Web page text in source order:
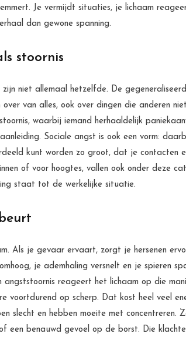
Je vermijdt situaties, je lichaam
dan gewone spanning.
stoornis
niet allemaal hetzelfde. De
van alles, ook over dingen die anderen
waarbij iemand herhaaldelijk
Sociale angst is ook een vorm:
kunt worden zo groot, dat je contacten
of voor hoogtes, vallen ook onder deze
staat tot de werkelijke situatie.
Als je gevaar ervaart, zorgt je hersenen
je ademhaling versnelt en je spieren
reageert het lichaam op die
voortdurend op scherp. Dat kost heel veel
slecht en hebben moeite met concentreren.
een benauwd gevoel op de borst. Die